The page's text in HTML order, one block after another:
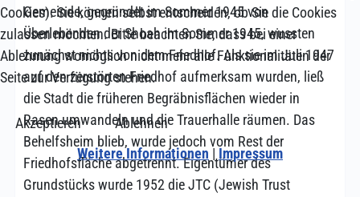
Gemeinde, gegründet im Sommer 1945 von
Überlebenden der Shoah im Sommer 1945, wussten
zunächst nichts von dem Friedhof. Als sie im Juli 1947
auf den zerstörten Friedhof aufmerksam wurden, ließ
die Stadt die früheren Begräbnisflächen wieder in
Rasen umwandeln und die Trauerhalle räumen. Das
Behelfsheim blieb, wurde jedoch vom Rest der
Friedhofsfläche abgetrennt. Eigentümer des
Grundstücks wurde 1952 die JTC (Jewish Trust
Cookies). Sie können selbst entscheiden, ob Sie die Cookies
zulassen möchten. Bitte beachten Sie, dass bei einer
Ablehnung womöglich nicht mehr alle Funktionalitäten der
Seite zur Verfügung stehen.
Akzeptieren
Ablehnen
Weitere Informationen | Impressum